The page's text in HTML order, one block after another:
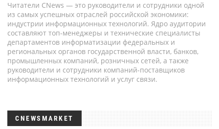
Читатели CNews — это руководители и сотрудники одной
из самых успешных отраслей российской экономики:
индустрии информационных технологий. Ядро аудитории
составляют топ-менеджеры и технические специалисты
департаментов информатизации федеральных и
региональных органов государственной власти, банков,
промышленных компаний, розничных сетей, а также
руководители и сотрудники компаний-поставщиков
информационных технологий и услуг связи.
CNEWSMARKET